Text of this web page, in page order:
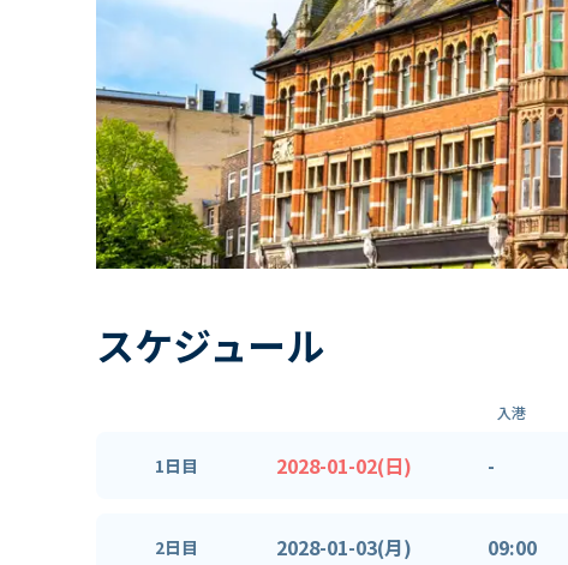
スケジュール
入港
1日目 2028-01-02(日) -
2日目 2028-01-03(月) 09:00